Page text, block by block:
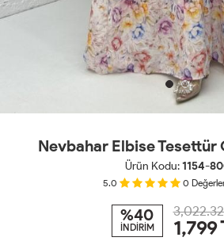
Nevbahar Elbise Tesettür
Ürün Kodu:1154-
5.0 0
%40
İNDİRİM 1,799